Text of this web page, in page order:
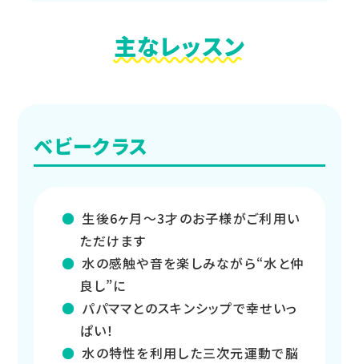
主なレッスン
ベビークラス
生後6ヶ月～3才のお子様がご利用い
ただけます
水の感触や音を楽しみながら“水と仲
良し”に
パパママとのスキンシップで幸せいっ
ぱい！
水の特性を利用した三次元運動で脳